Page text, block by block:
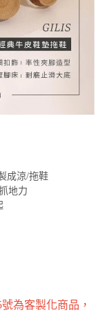
成涼/拖鞋
地力
為客製化商品，